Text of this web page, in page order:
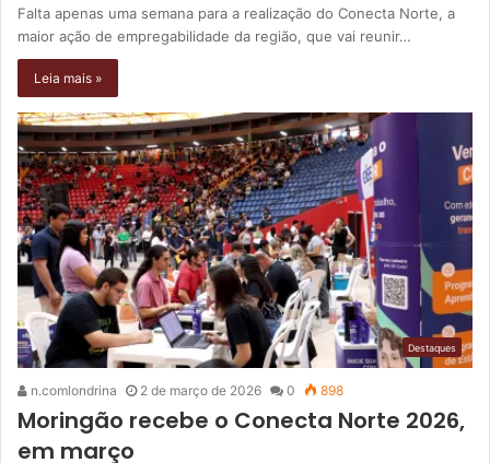
Falta apenas uma semana para a realização do Conecta Norte, a
maior ação de empregabilidade da região, que vai reunir…
Leia mais »
Destaques
n.comlondrina 2 de março de 2026 0 898
Moringão recebe o Conecta Norte 2026,
em março